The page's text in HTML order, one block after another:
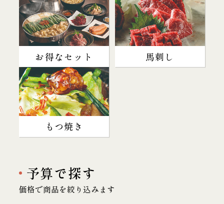
お得なセット 馬刺し
もつ焼き
予算で探す
価格で商品を絞り込みます